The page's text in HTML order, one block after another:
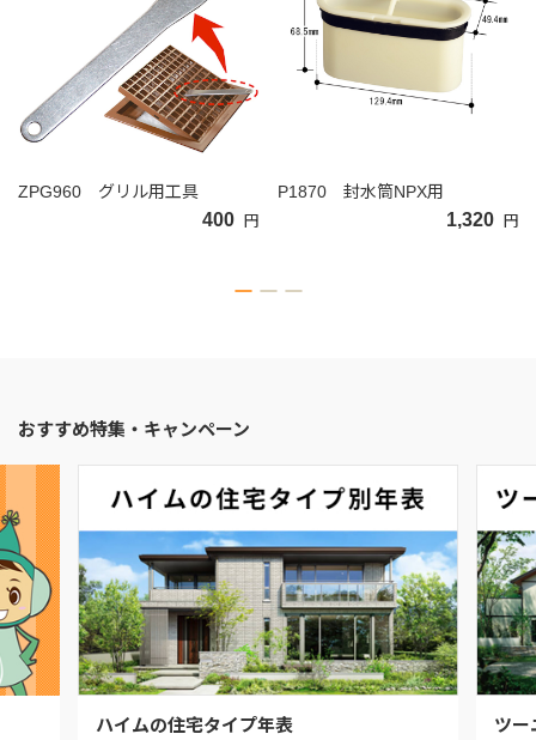
ZPG960 グリル用工具
400 円
P1870 封水筒NPX用
1,320 円
おすすめ特集・キャンペーン
ハイムの住宅タイプ年表 ツー